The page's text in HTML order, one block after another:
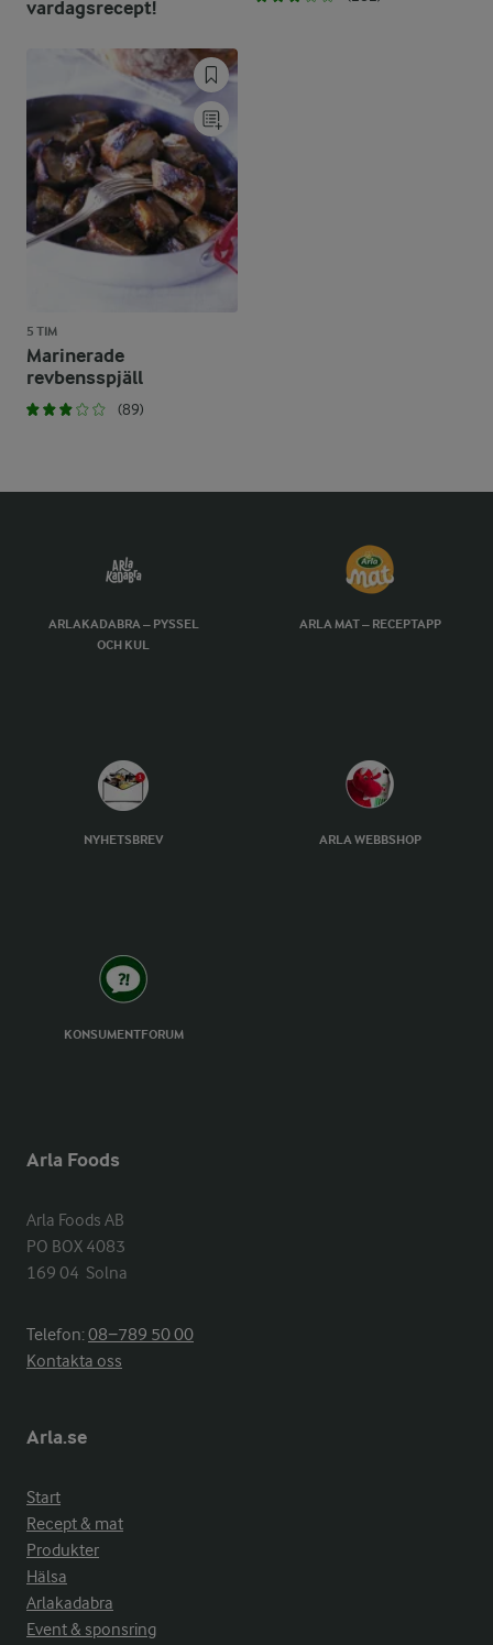
vardagsrecept!
5 TIM
Marinerade
revbensspjäll
(89)
ARLAKADABRA – PYSSEL
OCH KUL
ARLA MAT – RECEPTAPP
NYHETSBREV ARLA WEBBSHOP
KONSUMENTFORUM
Arla Foods
Arla Foods AB
PO BOX 4083
169 04  Solna
Telefon:08−789 50 00
Kontakta oss
Arla.se
Start
Recept & mat
Produkter
Hälsa
Arlakadabra
Event & sponsring